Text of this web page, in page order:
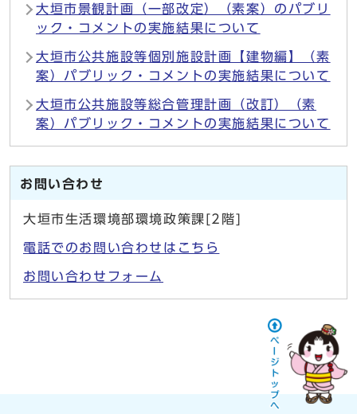
大垣市景観計画（一部改定）（素案）のパブリ
ック・コメントの実施結果について
大垣市公共施設等個別施設計画【建物編】（素
案）パブリック・コメントの実施結果について
大垣市公共施設等総合管理計画（改訂）（素
案）パブリック・コメントの実施結果について
お問い合わせ
大垣市生活環境部環境政策課[2階]
電話でのお問い合わせはこちら
お問い合わせフォーム